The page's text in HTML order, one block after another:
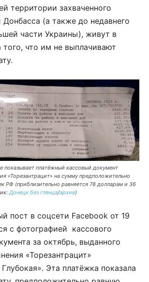
территории захваченного
Донбасса (а также до недавнего
части Украины), живут в
того, что им не выплачивают
показывает платёжный кассовый документ
«Торезантрацит» на сумму предположительно
РФ (приблизительно равняется 78 долларам и 36
Донецк без глянца/архив)
пост в соцсети Facebook от 19
с фотографией кассового
за октябрь, выданного
«Торезантрацит»
Эта платёжка показала